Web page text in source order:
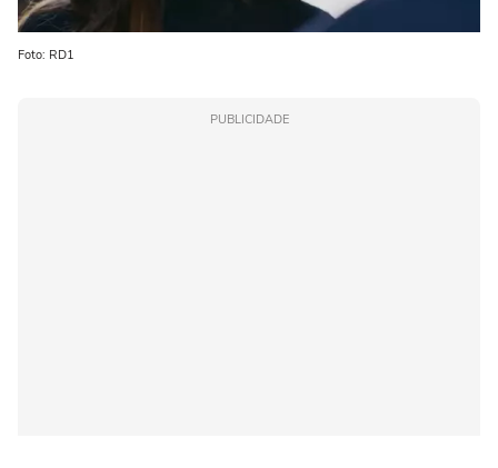
Foto: RD1
PUBLICIDADE